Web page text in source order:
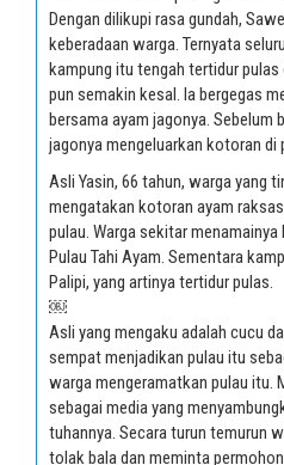
Dengan dilikupi rasa gundah,
keberadaan warga. Ternyata
kampung itu tengah tertidur pulas
pun semakin kesal. Ia bergegas
bersama ayam jagonya. Sebelum
jagonya mengeluarkan kotoran di
Asli Yasin, 66 tahun, warga yang
mengatakan kotoran ayam
pulau. Warga sekitar menamainya
Pulau Tahi Ayam. Sementara
Palipi, yang artinya tertidur pulas.
￼
Asli yang mengaku adalah cucu
sempat menjadikan pulau itu
warga mengeramatkan pulau itu.
sebagai media yang
tuhannya. Secara turun temurun
tolak bala dan meminta